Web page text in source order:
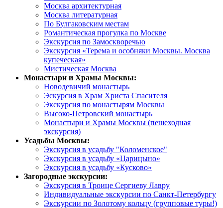
Москва архитектурная
Москва литературная
По Булгаковским местам
Романтическая прогулка по Москве
Экскурсия по Замоскворечью
Экскурсия «Терема и особняки Москвы. Москва
купеческая»
Мистическая Москва
Монастыри и Храмы Москвы:
Новодевичий монастырь
Эскурсия в Храм Христа Спасителя
Экскурсия по монастырям Москвы
Высоко-Петровский монастырь
Монастыри и Храмы Москвы (пешеходная
экскурсия)
Усадьбы Москвы:
Экскурсия в усадьбу "Коломенское"
Экскурсия в усадьбу «Царицыно»
Экскурсия в усадьбу «Кусково»
Загородные экскурсии:
Экскурсия в Троице Сергиеву Лавру
Индивидуальные экскурсии по Санкт-Петербургу
Экскурсии по Золотому кольцу (групповые туры!)